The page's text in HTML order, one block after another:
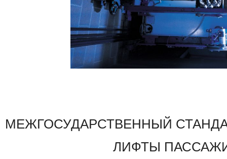
МЕЖГОСУДАРСТВЕННЫЙ
ЛИФТЫ